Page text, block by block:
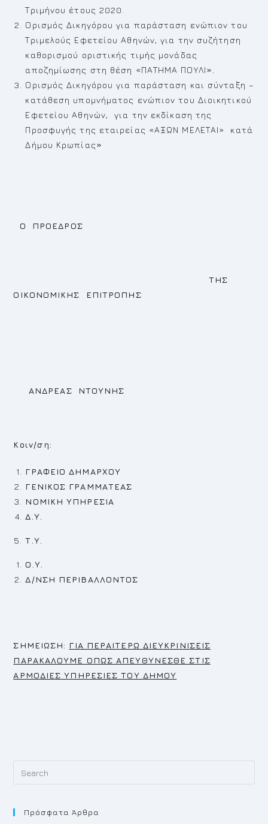
Τριμήνου έτους 2020.
Ορισμός Δικηγόρου για παράσταση ενώπιον του
Τριμελούς Εφετείου Αθηνών, για την συζήτηση
καθορισμού οριστικής τιμής μονάδας
αποζημίωσης στη θέση «ΠΑΤΗΜΑ ΠΟΥΛΙ».
Ορισμός Δικηγόρου για παράσταση και σύνταξη –
κατάθεση υπομνήματος ενώπιον του Διοικητικού
Εφετείου Αθηνών, για την εκδίκαση της
Προσφυγής της εταιρείας «ΑΞΩΝ ΜΕΛΕΤΑΙ» κατά
Δήμου Κρωπίας»
Ο ΠΡΟΕΔΡΟΣ
ΤΗΣ
ΟΙΚΟΝΟΜΙΚΗΣ ΕΠΙΤΡΟΠΗΣ
ΑΝΔΡΕΑΣ ΝΤΟΥΝΗΣ
Κοιν/ση:
ΓΡΑΦΕΙΟ ΔΗΜΑΡΧΟΥ
ΓΕΝΙΚΟΣ ΓΡΑΜΜΑΤΕΑΣ
ΝΟΜΙΚΗ ΥΠΗΡΕΣΙΑ
Δ.Υ.
Τ.Υ.
Ο.Υ.
Δ/ΝΣΗ ΠΕΡΙΒΑΛΛΟΝΤΟΣ
ΣΗΜΕΙΩΣΗ: ΓΙΑ ΠΕΡΑΙΤΕΡΩ ΔΙΕΥΚΡΙΝΙΣΕΙΣ
ΠΑΡΑΚΑΛΟΥΜΕ ΟΠΩΣ ΑΠΕΥΘΥΝΕΣΘΕ ΣΤΙΣ
ΑΡΜΟΔΙΕΣ ΥΠΗΡΕΣΙΕΣ ΤΟΥ ΔΗΜΟΥ
Πρόσφατα Άρθρα